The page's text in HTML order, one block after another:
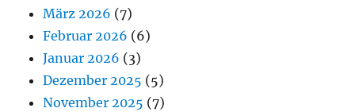
März 2026 (7)
Februar 2026 (6)
Januar 2026 (3)
Dezember 2025 (5)
November 2025 (7)